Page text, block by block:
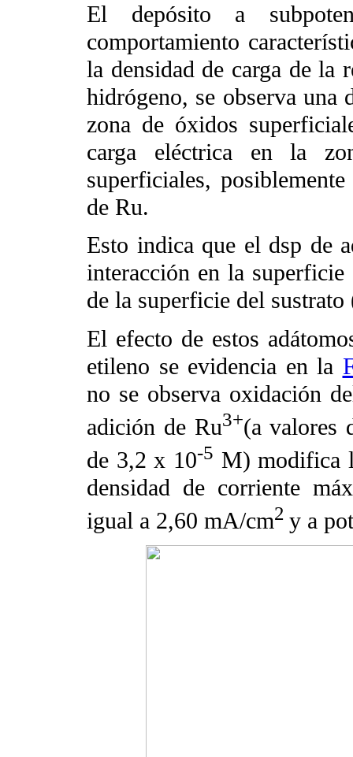
El depósito a
comportamiento
la densidad de carga de la
hidrógeno, se observa una
zona de óxidos
carga eléctrica en la
superficiales,
de Ru.
Esto indica que el dsp de
interacción en la
de la superficie del sustrato
El efecto de estos
etileno se evidencia en la
no se observa oxidación
adición de Ru3+(a valores
de 3,2 x 10-5 M) modifica
densidad de corriente
igual a 2,60 mA/cm2 y a